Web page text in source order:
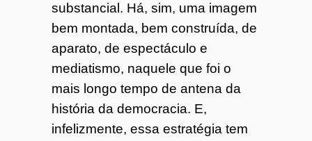
substancial. Há, sim, uma imagem
bem montada, bem construída, de
aparato, de espectáculo e
mediatismo, naquele que foi o
mais longo tempo de antena da
história da democracia. E,
infelizmente, essa estratégia tem